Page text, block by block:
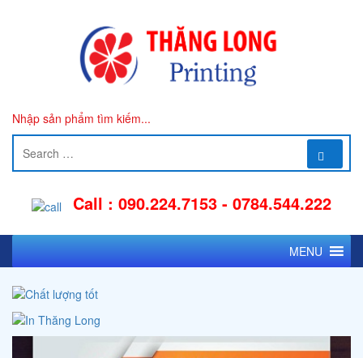
Nhập sản phẩm tìm kiếm...
Call : 090.224.7153 - 0784.544.222
MENU